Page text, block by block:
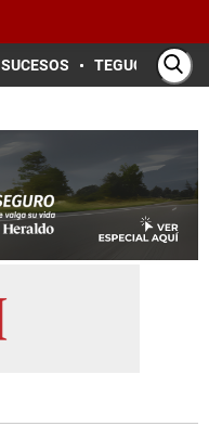
SUCESOS TEGUCIGALPA